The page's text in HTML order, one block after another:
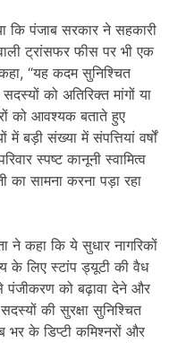
कि पंजाब सरकार ने सहकारी
ट्रांसफर फीस पर भी एक
कहा, “यह कदम सुनिश्चित
को अतिरिक्त मांगों या
को आवश्यक बताते हुए
में बड़ी संख्या में संपत्तियां वर्षों
स्पष्ट कानूनी स्वामित्व
का सामना करना पड़ा रहा
ने कहा कि ये सुधार नागरिकों
के लिए स्टांप ड्यूटी की वैध
पंजीकरण को बढ़ावा देने और
की सुरक्षा सुनिश्चित
भर के डिप्टी कमिश्नरों और